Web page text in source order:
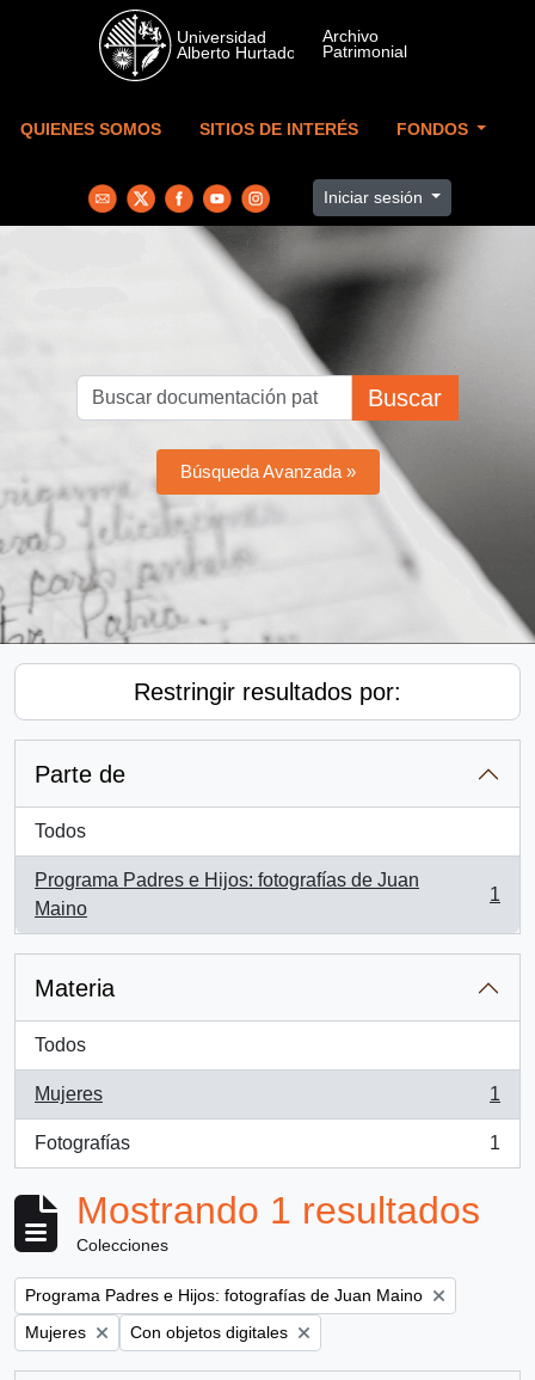
Skip to main content
QUIENES SOMOS SITIOS DE INTERÉS FONDOS
Iniciar sesión
Buscar
Búsqueda Avanzada »
Restringir resultados por:
Parte de
Todos
Programa Padres e Hijos: fotografías de Juan
Maino
, 1 resultados
1
Materia
Todos
Mujeres
, 1 resultados
1
Fotografías
, 1 resultados
1
Mostrando 1 resultados
Colecciones
Remove filter:
Programa Padres e Hijos: fotografías de Juan Maino
Remove filter:
Mujeres Remove filter:
Con objetos digitales